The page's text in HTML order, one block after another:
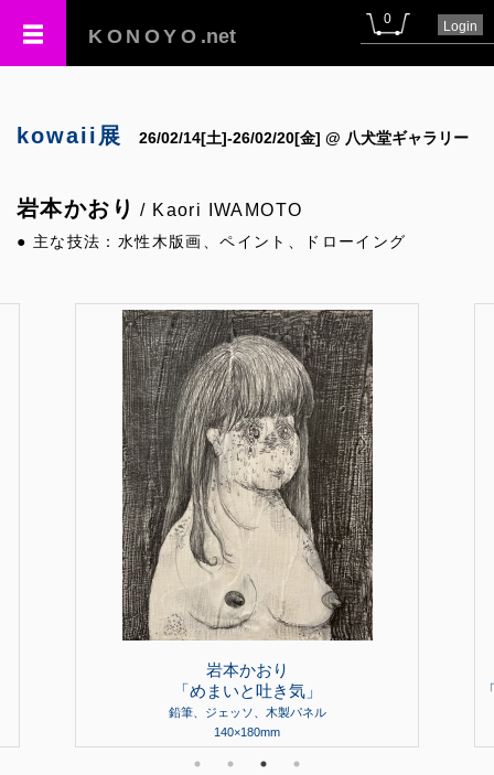
KONOYO .net
0 Login
kowaii展 26/02/14[土]-26/02/20[金] @ 八犬堂ギャラリー
岩本かおり / Kaori IWAMOTO
● 主な技法：水性木版画、ペイント、ドローイング
岩本かおり
「めまいと吐き気」
鉛筆、ジェッソ、木製パネル
140×180mm